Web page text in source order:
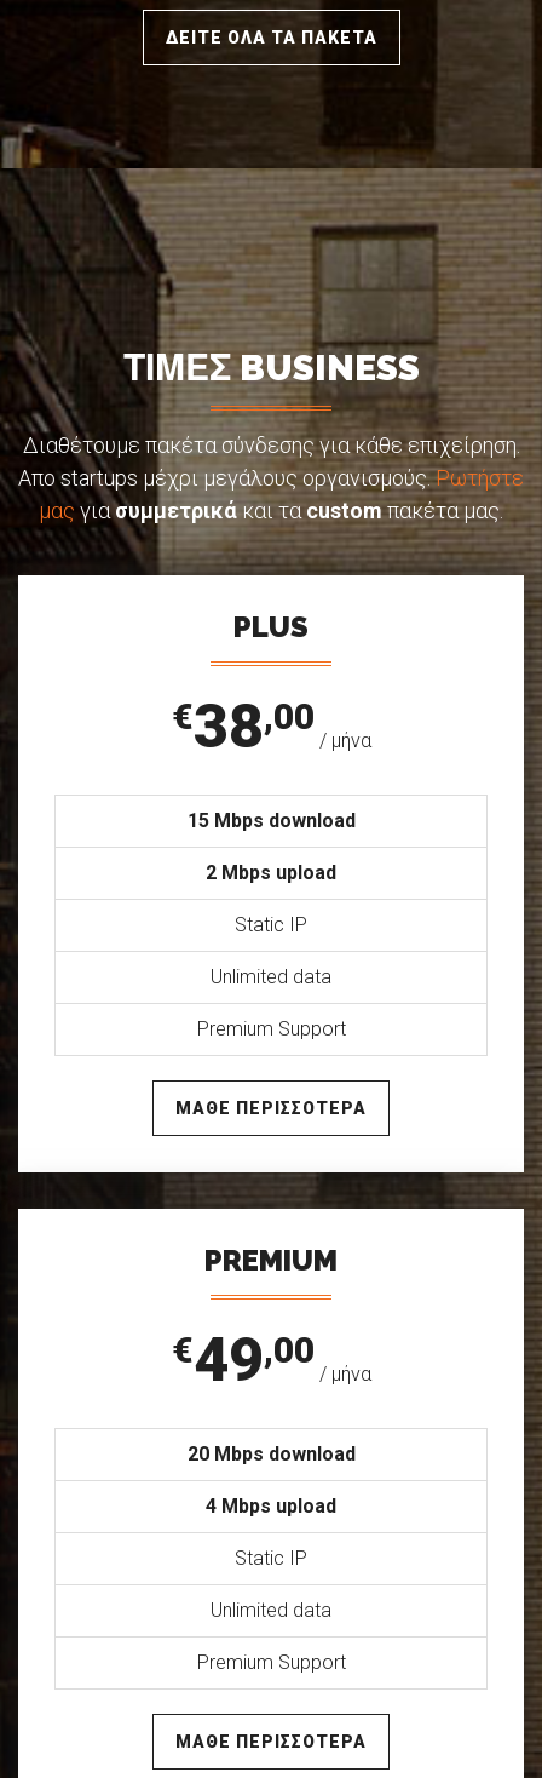
ΔΕΙΤΕ ΟΛΑ ΤΑ ΠΑΚΕΤΑ
ΤΙΜΕΣ BUSINESS
Διαθέτουμε πακέτα σύνδεσης για κάθε επιχείρηση.
Απο startups μέχρι μεγάλους οργανισμούς.Ρωτήστε
μας γιασυμμετρικάκαι τα customπακέτα μας.
PLUS
€38,00
/ μήνα
15 Mbps download
2 Mbps upload
Static IP
Unlimited data
Premium Support
ΜΑΘΕ ΠΕΡΙΣΣΟΤΕΡΑ
PREMIUM
€49,00
/ μήνα
20 Mbps download
4 Mbps upload
Static IP
Unlimited data
Premium Support
ΜΑΘΕ ΠΕΡΙΣΣΟΤΕΡΑ